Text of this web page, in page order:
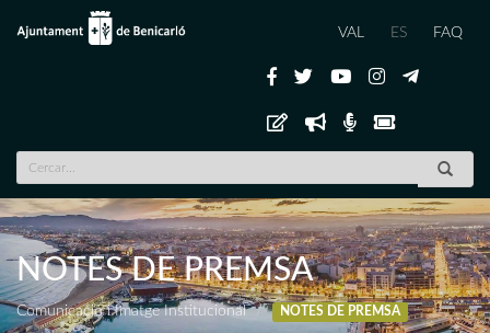
VAL ES FAQ
NOTES DE PREMSA
Comunicació i Imatge Institucional NOTES DE PREMSA